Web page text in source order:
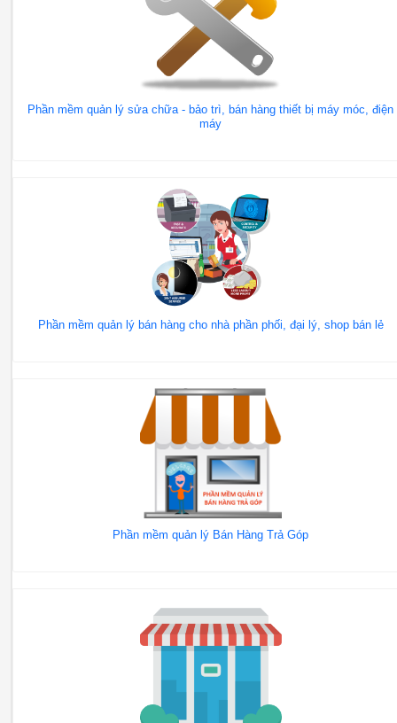
Phần mềm quản lý sửa chữa - bảo trì, bán hàng thiết bị máy móc, điện
máy
Phần mềm quản lý bán hàng cho nhà phần phối, đại lý, shop bán lẻ
Phần mềm quản lý Bán Hàng Trả Góp